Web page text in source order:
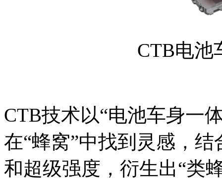
CTB电池
CTB技术以“电池车身一
在“蜂窝”中找到灵感，
和超级强度，衍生出“类